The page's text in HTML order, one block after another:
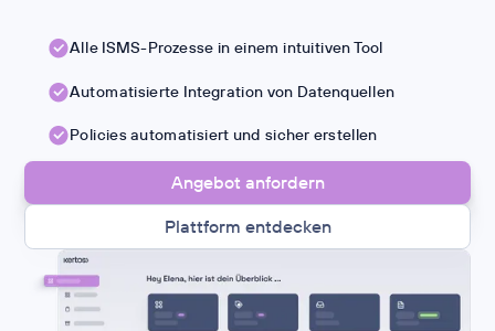
Alle ISMS-Prozesse in einem intuitiven Tool
Automatisierte Integration von Datenquellen
Policies automatisiert und sicher erstellen
Angebot anfordern
Plattform entdecken